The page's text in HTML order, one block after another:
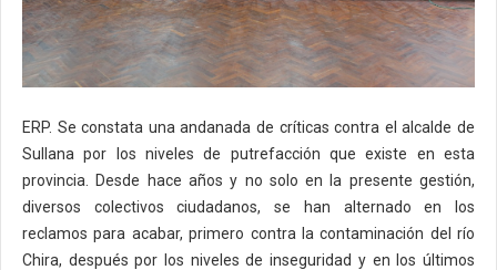
ERP. Se constata una andanada de críticas contra el alcalde de
Sullana por los niveles de putrefacción que existe en esta
provincia. Desde hace años y no solo en la presente gestión,
diversos colectivos ciudadanos, se han alternado en los
reclamos para acabar, primero contra la contaminación del río
Chira, después por los niveles de inseguridad y en los últimos